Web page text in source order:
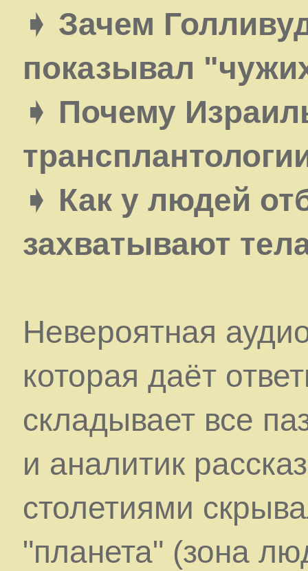
➧ Зачем
показывал
➧ Почему
➧ Как у людей
захватывают
Невероятная
которая даёт
складывает все
и аналитик
столетиями
"планета" (зона